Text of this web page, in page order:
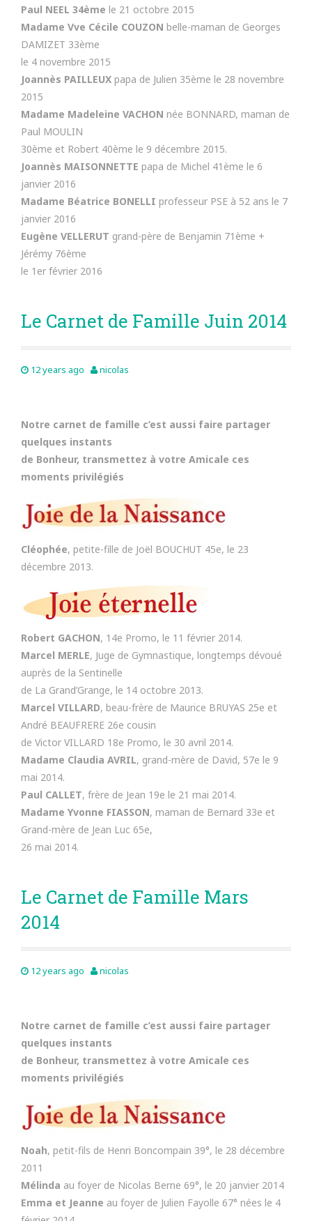
Paul NEEL 34ème le 21 octobre 2015
Madame Vve Cécile COUZON belle-maman de Georges
DAMIZET 33ème
le 4 novembre 2015
Joannès PAILLEUX papa de Julien 35ème le 28 novembre
2015
Madame Madeleine VACHON née BONNARD, maman de
Paul MOULIN
30ème et Robert 40ème le 9 décembre 2015.
Joannès MAISONNETTE papa de Michel 41ème le 6
janvier 2016
Madame Béatrice BONELLI professeur PSE à 52 ans le 7
janvier 2016
Eugène VELLERUT grand-père de Benjamin 71ème +
Jérémy 76ème
le 1er février 2016
Le Carnet de Famille Juin 2014
12 years ago nicolas
Notre carnet de famille c’est aussi faire partager
quelques instants
de Bonheur, transmettez à votre Amicale ces
moments privilégiés
Cléophée, petite-fille de Joël BOUCHUT 45e, le 23
décembre 2013.
Robert GACHON, 14e Promo, le 11 février 2014.
Marcel MERLE, Juge de Gymnastique, longtemps dévoué
auprès de la Sentinelle
de La Grand’Grange, le 14 octobre 2013.
Marcel VILLARD, beau-frère de Maurice BRUYAS 25e et
André BEAUFRERE 26e cousin
de Victor VILLARD 18e Promo, le 30 avril 2014.
Madame Claudia AVRIL, grand-mère de David, 57e le 9
mai 2014.
Paul CALLET, frère de Jean 19e le 21 mai 2014.
Madame Yvonne FIASSON, maman de Bernard 33e et
Grand-mère de Jean Luc 65e,
26 mai 2014.
Le Carnet de Famille Mars
2014
12 years ago nicolas
Notre carnet de famille c’est aussi faire partager
quelques instants
de Bonheur, transmettez à votre Amicale ces
moments privilégiés
Noah, petit-fils de Henri Boncompain 39°, le 28 décembre
2011
Mélinda au foyer de Nicolas Berne 69°, le 20 janvier 2014
Emma et Jeanne au foyer de Julien Fayolle 67° nées le 4